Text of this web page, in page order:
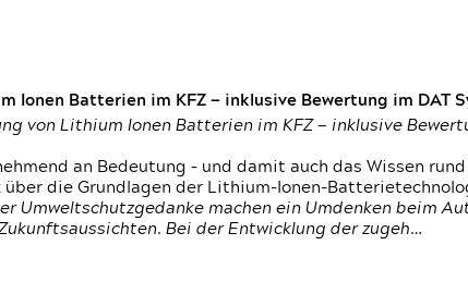
Ionen Batterien im KFZ — inklusive Bewertung im DAT
von Lithium Ionen Batterien im KFZ — inklusive
an Bedeutung – und damit auch das Wissen
die Grundlagen der Lithium-Ionen-
Umweltschutzgedanke machen ein Umdenken beim
Bei der Entwicklung der zugeh…